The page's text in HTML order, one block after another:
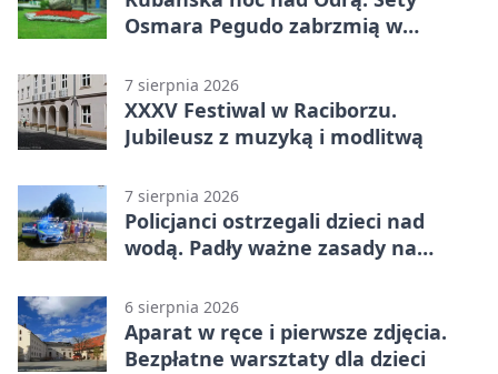
Osmara Pegudo zabrzmią w
7 sierpnia 2026
XXXV Festiwal w Raciborzu.
Jubileusz z muzyką i modlitwą
7 sierpnia 2026
Policjanci ostrzegali dzieci nad
wodą. Padły ważne zasady na
6 sierpnia 2026
Aparat w ręce i pierwsze zdjęcia.
Bezpłatne warsztaty dla dzieci